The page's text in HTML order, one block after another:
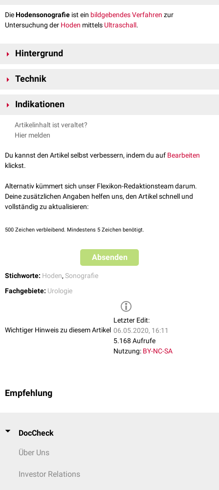
DieHodensonografie ist ein bildgebendes Verfahren zur
Untersuchung der Hoden mittels Ultraschall.
Hintergrund
Hodenparenchyms
Technik
durchgeführt. Sie ermöglichen eine hohe Auflösung des Hodengewebes.
werden, um die Durchblutungssituation zu evaluieren.
Indikationen
Aufgrund ihres nichtinvasiven Charakters und ihrer leichten
Durchführbarkeit hat die Hodensonografie ein Vielzahl von Indikationen,
Fehlbildungender Hoden
Lageanomalien
Hodenabszesse
Hodentumoren
Skrotalhernien
Spermatozelen
Artikelinhalt ist veraltet?
Hier melden
Du kannst den Artikel selbst verbessern, indem du auf Bearbeiten
klickst.
Alternativ kümmert sich unser Flexikon-Redaktionsteam darum.
Deine zusätzlichen Angaben helfen uns, den Artikel schnell und
vollständig zu aktualisieren:
500 Zeichen verbleibend. Mindestens 5 Zeichen benötigt.
Absenden
Stichworte: Hoden, Sonografie
Fachgebiete: Urologie
Wichtiger Hinweis zu diesem Artikel
Letzter Edit:
06.05.2020, 16:11
5.168 Aufrufe
Nutzung: BY-NC-SA
Empfehlung
DocCheck
Über Uns
Investor Relations